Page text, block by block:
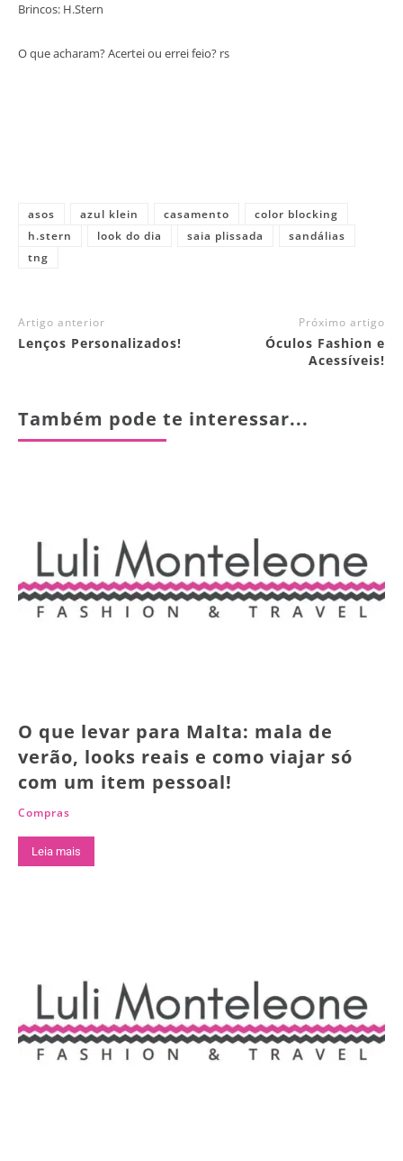
Brincos: H.Stern
O que acharam? Acertei ou errei feio? rs
asos azul klein casamento
color blocking
h.stern
look do dia saia plissada
sandálias
tng
Artigo anterior
Lenços Personalizados!
Próximo artigo
Óculos Fashion e
Acessíveis!
Também pode te interessar...
O que levar para Malta: mala de
verão, looks reais e como viajar só
com um item pessoal!
Compras
Leia mais